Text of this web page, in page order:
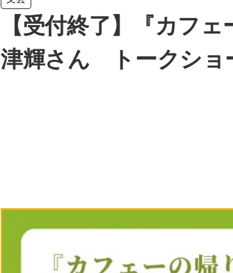
【受付終了】『カフ
津輝さん トークショ